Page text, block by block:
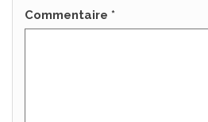
Commentaire *